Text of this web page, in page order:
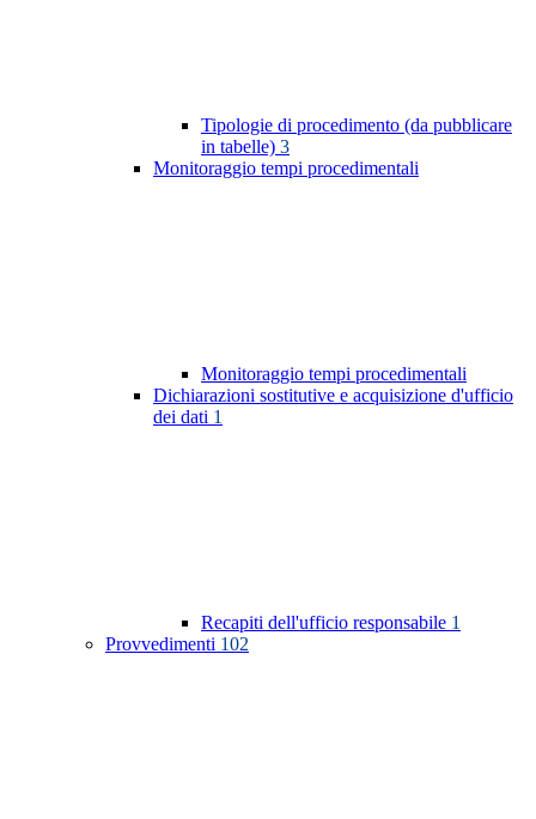
Tipologie di procedimento (da pubblicare
in tabelle) 3
Monitoraggio tempi procedimentali
Monitoraggio tempi procedimentali
Dichiarazioni sostitutive e acquisizione d'ufficio
dei dati 1
Recapiti dell'ufficio responsabile 1
Provvedimenti 102